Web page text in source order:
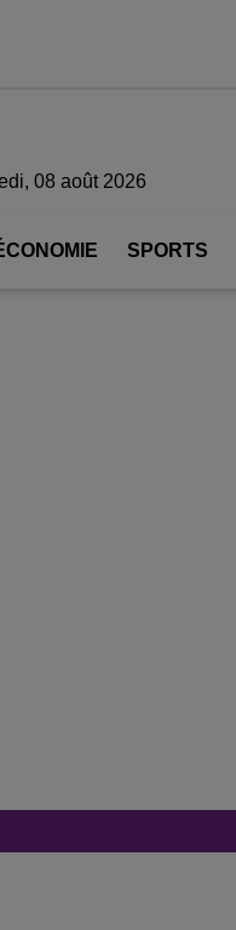
08 août 2026
SPORTS